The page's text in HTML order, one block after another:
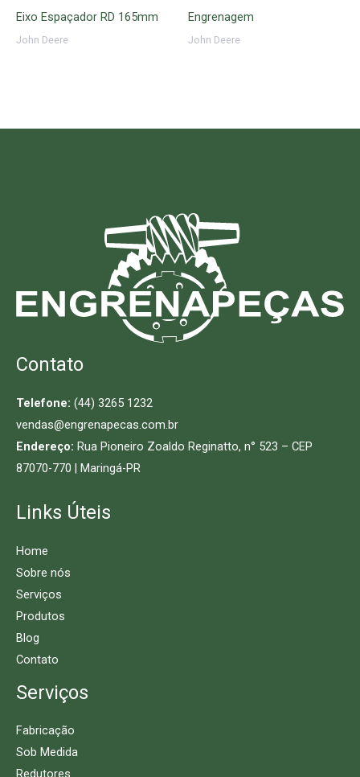
Eixo Espaçador RD 165mm
John Deere
Engrenagem
John Deere
Contato
Telefone: (44) 3265 1232
vendas@engrenapecas.com.br
Endereço: Rua Pioneiro Zoaldo Reginatto, n° 523 – CEP
87070-770 | Maringá-PR
Links Úteis
Home
Sobre nós
Serviços
Produtos
Blog
Contato
Serviços
Fabricação
Sob Medida
Redutores